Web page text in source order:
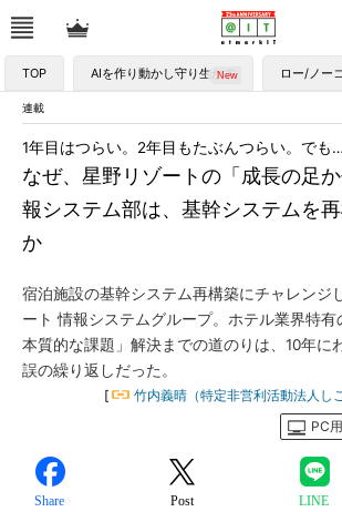
TOP AIを作り動かし守り生かす ロー/ノー
連載
なぜ、星野リゾートの「成長の足
報システム部は、基幹システムを
か
1年目はつらい。2年目もたぶんつらい。でも
宿泊施設の基幹システム再構築にチャレンジ
ート 情報システムグループ。ホテル業界特
本質的な課題」解決までの道のりは、10年に
誤の繰り返しだった。
[ 竹内義晴（特定非営利活動法人し
PC
Share Post LINE